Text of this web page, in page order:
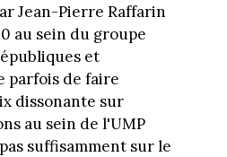
Jean-Pierre Raffarin
au sein du groupe
et
parfois de faire
dissonante sur
au sein de l'UMP
suffisamment sur le